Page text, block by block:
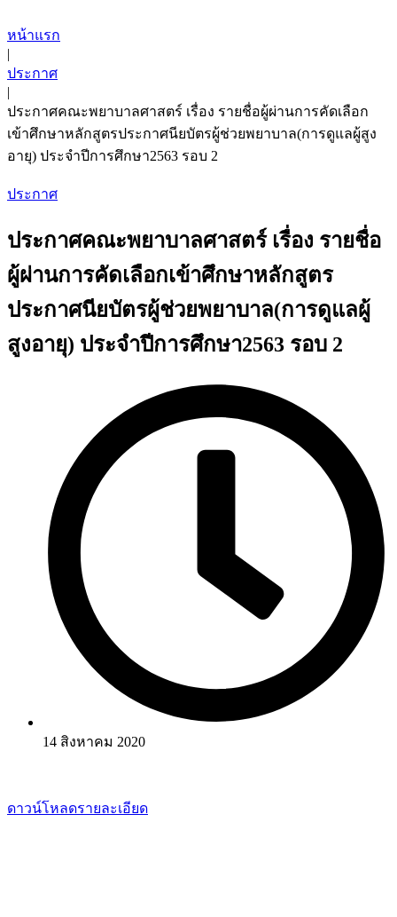
หน้าแรก
|
ประกาศ
|
ประกาศคณะพยาบาลศาสตร์ เรื่อง รายชื่อผู้ผ่านการคัดเลือก
เข้าศึกษาหลักสูตรประกาศนียบัตรผู้ช่วยพยาบาล(การดูแลผู้สูง
อายุ) ประจำปีการศึกษา2563 รอบ 2
ประกาศ
ประกาศคณะพยาบาลศาสตร์ เรื่อง รายชื่อ
ผู้ผ่านการคัดเลือกเข้าศึกษาหลักสูตร
ประกาศนียบัตรผู้ช่วยพยาบาล(การดูแลผู้
สูงอายุ) ประจำปีการศึกษา2563 รอบ 2
14 สิงหาคม 2020
ดาวน์โหลดรายละเอียด